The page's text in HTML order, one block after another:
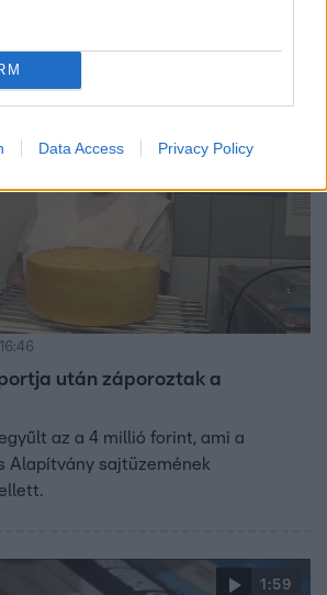
Data Access Privacy Policy
1:47
után záporoztak a
az a 4 millió forint, ami a
Alapítvány sajtüzemének
1:59